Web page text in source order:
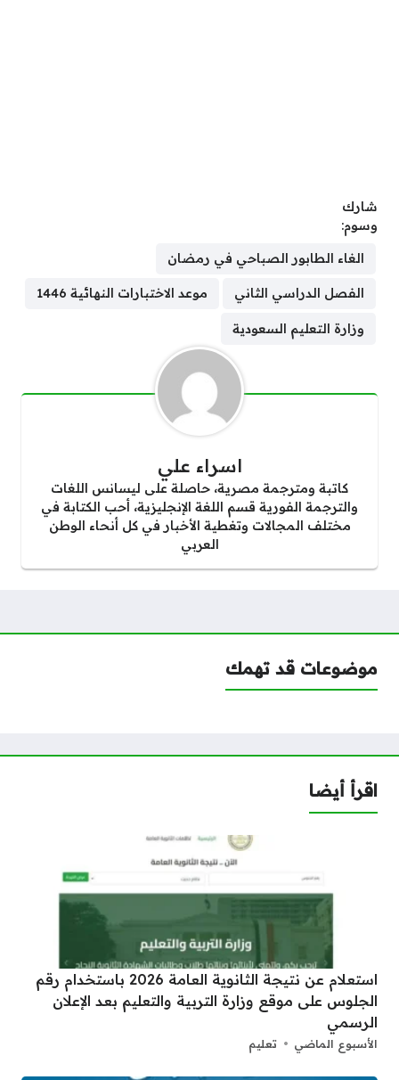
شارك
وسوم:
الغاء الطابور الصباحي في رمضان
الفصل الدراسي الثاني موعد الاختبارات النهائية 1446
وزارة التعليم السعودية
اسراء علي
كاتبة ومترجمة مصرية، حاصلة على ليسانس اللغات
والترجمة الفورية قسم اللغة الإنجليزية، أحب الكتابة في
مختلف المجالات وتغطية الأخبار في كل أنحاء الوطن
العربي
موضوعات قد تهمك
اقرأ أيضا
استعلام عن نتيجة الثانوية العامة 2026 باستخدام رقم
الجلوس على موقع وزارة التربية والتعليم بعد الإعلان
الرسمي
الأسبوع الماضي تعليم